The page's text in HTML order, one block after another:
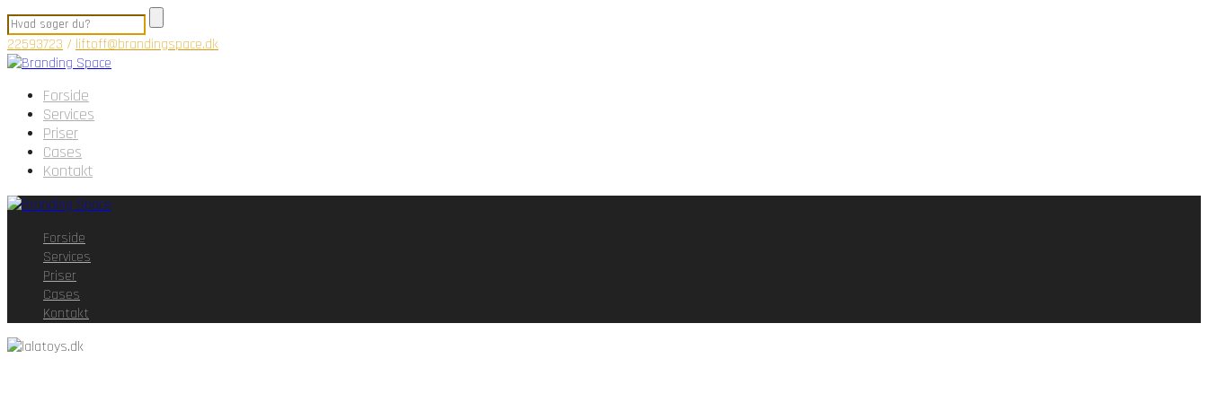
22593723 / liftoff@brandingspace.dk
Forside
Services
Priser
Cases
Kontakt
Forside
Services
Priser
Cases
Kontakt